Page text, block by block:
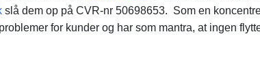
slå dem op på CVR-nr 50698653. Som en
for kunder og har som mantra, at ingen